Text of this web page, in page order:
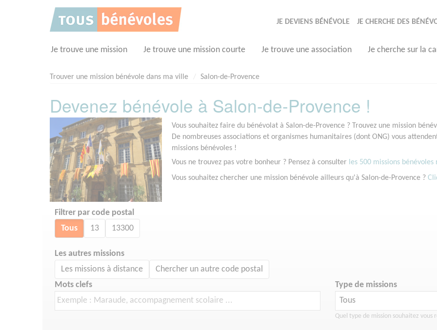
JE DEVIENS BÉNÉVOLE JE CHERCHE DES
Je trouve une mission Je trouve une mission courte Je trouve une association Je cherche sur la
Trouver une mission bénévole dans ma ville Salon-de-Provence
Devenez bénévole à Salon-de-Provence !
Vous souhaitez faire du bénévolat à Salon-de-Provence ? Trouvez une mission
De nombreuses associations et organismes humanitaires (dont ONG) vous
missions bénévoles !
Vous ne trouvez pas votre bonheur ? Pensez à consulter les 500 missions
Vous souhaitez chercher une mission bénévole ailleurs qu'à Salon-de-Provence ?
Filtrer par code postal
Tous 13 13300
Les autres missions
Les missions à distance Chercher un autre code postal
Mots clefs Type de missions
Quel type de mission souhaitez vous